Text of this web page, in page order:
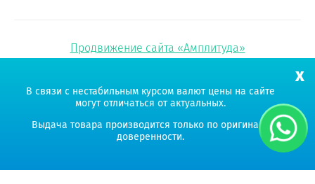
УНИКОРН ГРУПП
Мы работаем на Ваш успех!
© 2019 - 2026 Уникорн Групп
Продвижение сайта «Амплитуда»
x
В связи с нестабильным курсом валют цены на сайте
могут отличаться от актуальных.
Выдача товара производится только по оригиналу
доверенности.